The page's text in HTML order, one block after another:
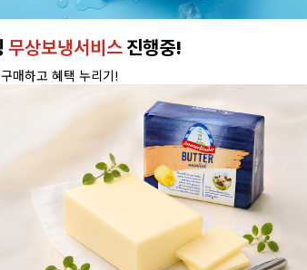
무상보냉서비스진행중!
매하고 혜택 누리기!